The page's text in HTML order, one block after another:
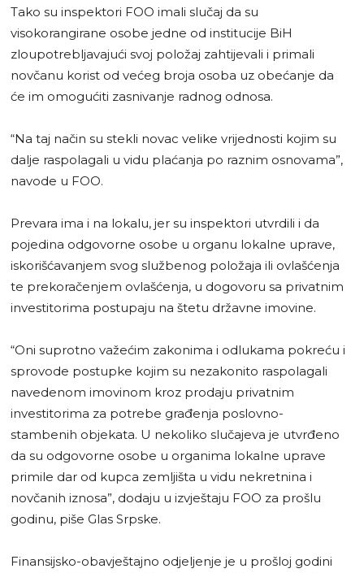
Tako su inspektori FOO imali slučaj da su
visokorangirane osobe jedne od institucije BiH
zloupotrebljavajući svoj položaj zahtijevali i primali
novčanu korist od većeg broja osoba uz obećanje da
će im omogućiti zasnivanje radnog odnosa.
“Na taj način su stekli novac velike vrijednosti kojim su
dalje raspolagali u vidu plaćanja po raznim osnovama”,
navode u FOO.
Prevara ima i na lokalu, jer su inspektori utvrdili i da
pojedina odgovorne osobe u organu lokalne uprave,
iskorišćavanjem svog službenog položaja ili ovlašćenja
te prekoračenjem ovlašćenja, u dogovoru sa privatnim
investitorima postupaju na štetu državne imovine.
“Oni suprotno važećim zakonima i odlukama pokreću i
sprovode postupke kojim su nezakonito raspolagali
navedenom imovinom kroz prodaju privatnim
investitorima za potrebe građenja poslovno-
stambenih objekata. U nekoliko slučajeva je utvrđeno
da su odgovorne osobe u organima lokalne uprave
primile dar od kupca zemljišta u vidu nekretnina i
novčanih iznosa”, dodaju u izvještaju FOO za prošlu
godinu, piše Glas Srpske.
Finansijsko-obavještajno odjeljenje je u prošloj godini